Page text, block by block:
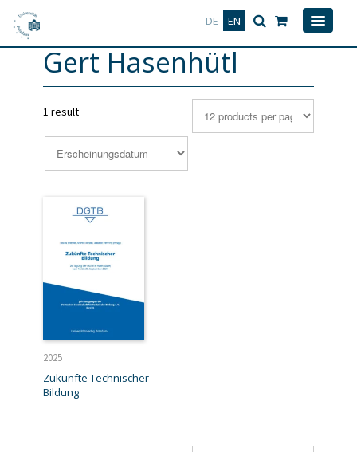
DE EN
Deutsch
Gert Hasenhütl
1 result
2025
Zukünfte Technischer
Bildung